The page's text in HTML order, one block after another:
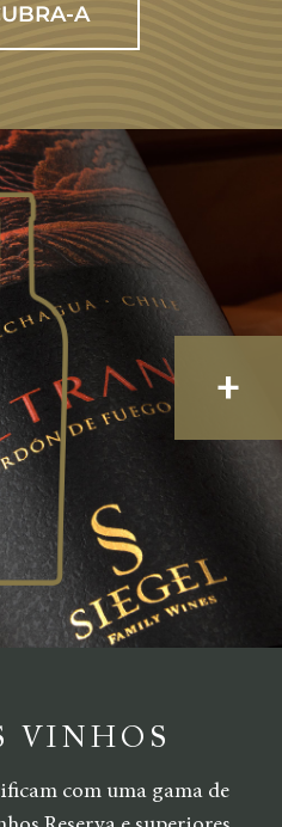
A
+
VINHOS
com uma gama de